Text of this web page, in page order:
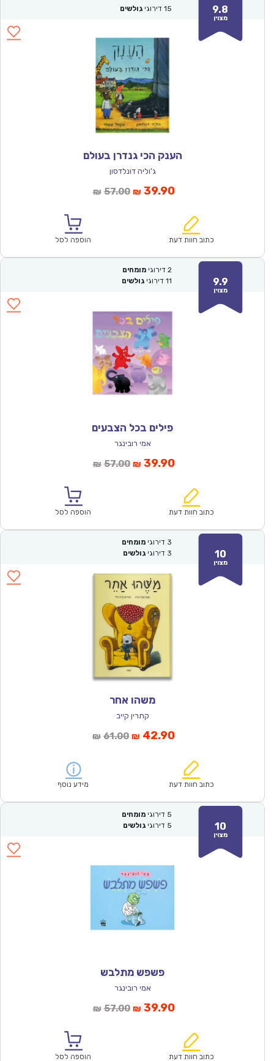
9.8
מצוין
15 דירוגי גולשים
הענק הכי גנדרן בעולם
ג'וליה דונלדסון
₪ 57.00המחיר
₪57.00.
₪ 39.90המחיר
הוא:
כתוב חוות דעת הוספה לסל
9.9
מצוין
2 דירוגי מומחים
11 דירוגי גולשים
פילים בכל הצבעים
אמי רובינגר
₪ 57.00המחיר
₪57.00.
₪ 39.90המחיר
הוא:
כתוב חוות דעת הוספה לסל
10
מצוין
3 דירוגי מומחים
3 דירוגי גולשים
משהו אחר
קתרין קייב
₪ 61.00המחיר
₪61.00.
₪ 42.90המחיר
הוא:
כתוב חוות דעת מידע נוסף
10
מצוין
5 דירוגי מומחים
5 דירוגי גולשים
פשפש מתלבש
אמי רובינגר
₪ 57.00המחיר
₪57.00.
₪ 39.90המחיר
הוא:
כתוב חוות דעת הוספה לסל